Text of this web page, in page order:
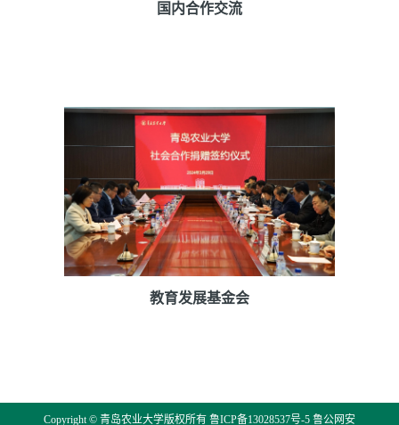
国内合作交流
教育发展基金会
Copyright © 青岛农业大学版权所有 鲁ICP备13028537号-5 鲁公网安